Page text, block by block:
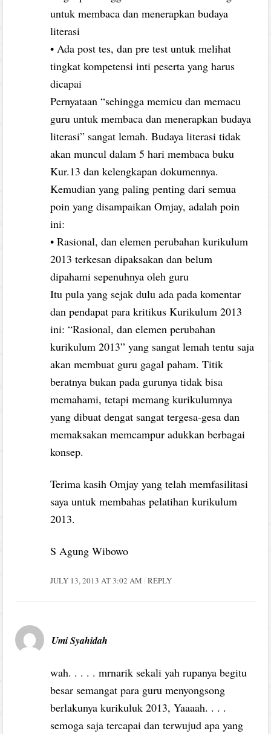
untuk membaca dan menerapkan budaya
literasi
• Ada post tes, dan pre test untuk melihat
tingkat kompetensi inti peserta yang harus
dicapai
Pernyataan “sehingga memicu dan memacu
guru untuk membaca dan menerapkan budaya
literasi” sangat lemah. Budaya literasi tidak
akan muncul dalam 5 hari membaca buku
Kur.13 dan kelengkapan dokumennya.
Kemudian yang paling penting dari semua
poin yang disampaikan Omjay, adalah poin
ini:
• Rasional, dan elemen perubahan kurikulum
2013 terkesan dipaksakan dan belum
dipahami sepenuhnya oleh guru
Itu pula yang sejak dulu ada pada komentar
dan pendapat para kritikus Kurikulum 2013
ini: “Rasional, dan elemen perubahan
kurikulum 2013” yang sangat lemah tentu saja
akan membuat guru gagal paham. Titik
beratnya bukan pada gurunya tidak bisa
memahami, tetapi memang kurikulumnya
yang dibuat dengat sangat tergesa-gesa dan
memaksakan memcampur adukkan berbagai
konsep.
Terima kasih Omjay yang telah memfasilitasi
saya untuk membahas pelatihan kurikulum
2013.
S Agung Wibowo
JULY 13, 2013 AT 3:02 AM REPLY
Umi Syahidah
wah. . . . . mrnarik sekali yah rupanya begitu
besar semangat para guru menyongsong
berlakunya kurikuluk 2013, Yaaaah. . . .
semoga saja tercapai dan terwujud apa yang